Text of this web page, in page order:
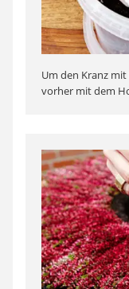
Um den Kranz
vorher mit dem